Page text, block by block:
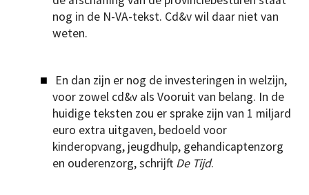
nog in de N-VA-tekst. Cd&v wil daar niet van
weten.
En dan zijn er nog de investeringen in welzijn,
voor zowel cd&v als Vooruit van belang. In de
huidige teksten zou er sprake zijn van 1 miljard
euro extra uitgaven, bedoeld voor
kinderopvang, jeugdhulp, gehandicaptenzorg
en ouderenzorg, schrijft De Tijd.